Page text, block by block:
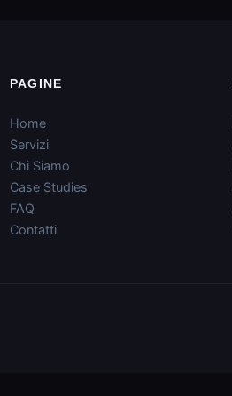
PAGINE
Home
Servizi
Chi Siamo
Case Studies
FAQ
Contatti